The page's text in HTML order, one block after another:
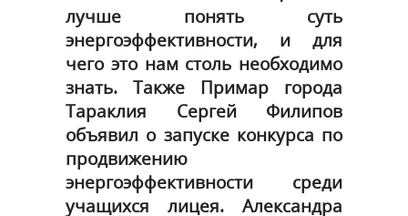
лучше понять суть
энергоэффективности, и для
чего это нам столь необходимо
знать. Также Примар города
Тараклия Сергей Филипов
объявил о запуске конкурса по
продвижению
энергоэффективности среди
учащихся лицея. Александра